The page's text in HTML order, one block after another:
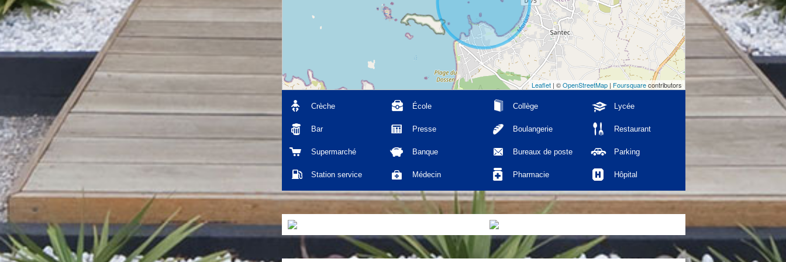
Leaflet | ©OpenStreetMap |Foursquarecontributors
Crèche École Collège Lycée
Bar Presse Boulangerie Restaurant
Supermarché Banque Bureaux de poste Parking
Station service Médecin Pharmacie Hôpital